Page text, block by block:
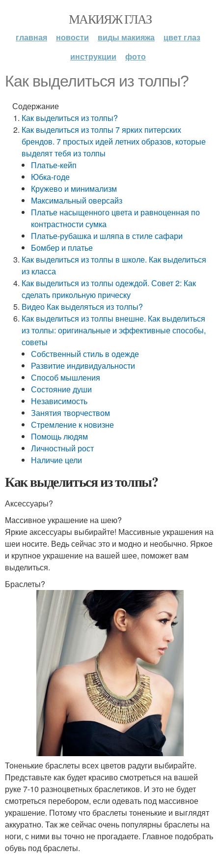
МАКИЯЖ ГЛАЗ
главная новости виды макияжа
цвет глаз
инструкции
фото
Как выделиться из толпы?
Содержание
Как выделиться из толпы?
Как выделиться из толпы 7 ярких питерских
брендов. 7 простых идей летних образов, которые
выделят тебя из толпы
Платье-кейп
Юбка-годе
Кружево и минимализм
Максимальный оверсайз
Платье насыщенного цвета и равноценная по
контрастности сумка
Платье-рубашка и шляпа в стиле сафари
Бомбер и платье
Как выделиться из толпы в школе. Как выделиться
из класса
Как выделиться из толпы одеждой. Совет 2: Как
сделать прикольную прическу
Видео Как выделяться из толпы?
Как выделиться из толпы внешне. Как выделиться
из толпы: оригинальные и эффективные способы,
советы
Собственный стиль в одежде
Развитие индивидуальности
Способ мышления
Состояние души
Независимость
Занятия творчеством
Стремление к новизне
Помощь людям
Личностный рост
Наличие цели
Как выделиться из толпы?
Аксессуары?
Массивное украшение на шею?
Яркие аксессуары выбирайте! Массивные украшения на
шеи носите. Ведь сейчас это и модно и необычно. Яркое
и крупное украшение на вашей шее, поможет вам
выделиться.
Браслеты?
Тоненькие браслеты всех цветов радуги выбирайте.
Представьте как будет красиво смотреться на вашей
руке 7-10 разноцветных браслетиков. И это не будет
смотреться перебором, если одевать под массивное
украшение. Потому что браслеты тоненькие и выглядят
аккуратно. Так же сейчас очень популярны браслеты на
ноги, с ними вы точно не прогадаете. Главное подобрать
обувь под браслеты.